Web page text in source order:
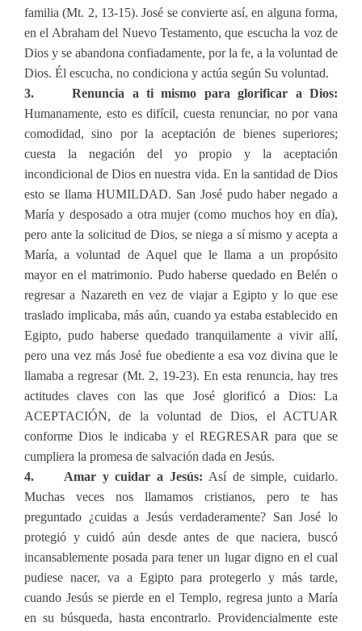
familia (Mt. 2, 13-15). José se convierte así, en alguna forma,
en el Abraham del Nuevo Testamento, que escucha la voz de
Dios y se abandona confiadamente, por la fe, a la voluntad de
Dios. Él escucha, no condiciona y actúa según Su voluntad.
3. Renuncia a ti mismo para glorificar a Dios:
Humanamente, esto es difícil, cuesta renunciar, no por vana
comodidad, sino por la aceptación de bienes superiores;
cuesta la negación del yo propio y la aceptación
incondicional de Dios en nuestra vida. En la santidad de Dios
esto se llama HUMILDAD. San José pudo haber negado a
María y desposado a otra mujer (como muchos hoy en día),
pero ante la solicitud de Dios, se niega a sí mismo y acepta a
María, a voluntad de Aquel que le llama a un propósito
mayor en el matrimonio. Pudo haberse quedado en Belén o
regresar a Nazareth en vez de viajar a Egipto y lo que ese
traslado implicaba, más aún, cuando ya estaba establecido en
Egipto, pudo haberse quedado tranquilamente a vivir allí,
pero una vez más José fue obediente a esa voz divina que le
llamaba a regresar (Mt. 2, 19-23). En esta renuncia, hay tres
actitudes claves con las que José glorificó a Dios: La
ACEPTACIÓN, de la voluntad de Dios, el ACTUAR
conforme Dios le indicaba y el REGRESAR para que se
cumpliera la promesa de salvación dada en Jesús.
4. Amar y cuidar a Jesús: Así de simple, cuidarlo.
Muchas veces nos llamamos cristianos, pero te has
preguntado ¿cuidas a Jesús verdaderamente? San José lo
protegió y cuidó aún desde antes de que naciera, buscó
incansablemente posada para tener un lugar digno en el cual
pudiese nacer, va a Egipto para protegerlo y más tarde,
cuando Jesús se pierde en el Templo, regresa junto a María
en su búsqueda, hasta encontrarlo. Providencialmente este